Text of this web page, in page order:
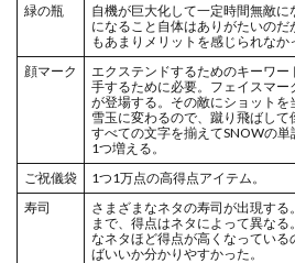
緑の瓶
自機が巨大化して一定時間無敵
になること自体はありがたいの
もあまりメリットを感じられなか
顔マーク
エクステンドするためのキーワー
手するために必要。フェイスマ
が登場する。その敵にショット
雪玉に変わるので、蹴り飛ばして
すべての文字を揃えてSNOWの
1つ増える。
ご祝儀袋
1つ1万点の高得点アイテム。
寿司
さまざまなネタの寿司が出現す
まで、得点はネタによって異な
なネタほど得点が高くなってい
ばいいか分かりやすかった。